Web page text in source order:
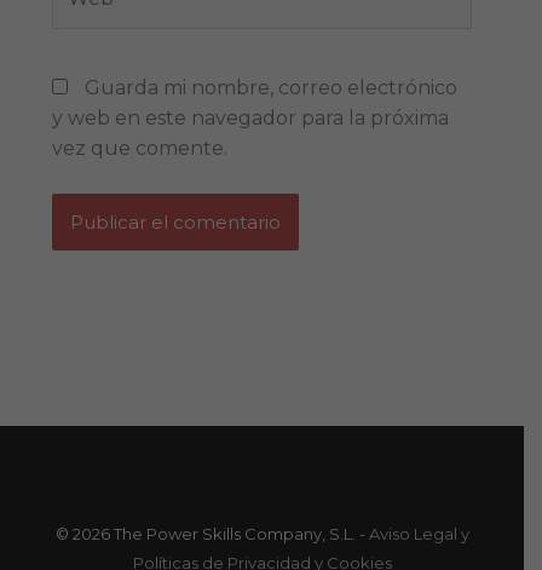
Guarda mi nombre, correo electrónico
y web en este navegador para la próxima
vez que comente.
© 2026 The Power Skills Company, S.L. - Aviso Legal y
Políticas de Privacidad y Cookies